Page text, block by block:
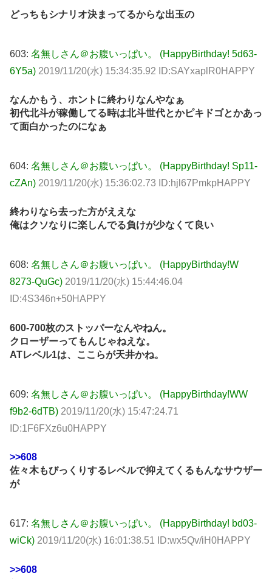
どっちもシナリオ決まってるからな出玉の
603: 名無しさん＠お腹いっぱい。 (HappyBirthday! 5d63-
6Y5a) 2019/11/20(水) 15:34:35.92 ID:SAYxaplR0HAPPY
なんかもう、ホントに終わりなんやなぁ
初代北斗が稼働してる時は北斗世代とかピキドゴとかあっ
て面白かったのになぁ
604: 名無しさん＠お腹いっぱい。 (HappyBirthday! Sp11-
cZAn) 2019/11/20(水) 15:36:02.73 ID:hjl67PmkpHAPPY
終わりなら去った方がええな
俺はクソなりに楽しんでる負けが少なくて良い
608: 名無しさん＠お腹いっぱい。 (HappyBirthday!W
8273-QuGc) 2019/11/20(水) 15:44:46.04
ID:4S346n+50HAPPY
600-700枚のストッパーなんやねん。
クローザーってもんじゃねえな。
ATレベル1は、ここらが天井かね。
609: 名無しさん＠お腹いっぱい。 (HappyBirthday!WW
f9b2-6dTB) 2019/11/20(水) 15:47:24.71
ID:1F6FXz6u0HAPPY
>>608
佐々木もびっくりするレベルで抑えてくるもんなサウザー
が
617: 名無しさん＠お腹いっぱい。 (HappyBirthday! bd03-
wiCk) 2019/11/20(水) 16:01:38.51 ID:wx5Qv/iH0HAPPY
>>608